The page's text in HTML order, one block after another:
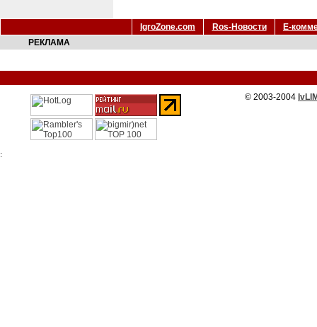
IgroZone.com Ros-Новости
Е-
РЕКЛАМА
© 2003-2004
: